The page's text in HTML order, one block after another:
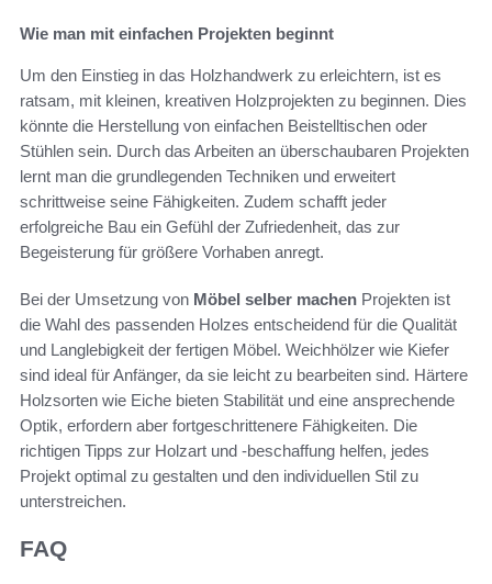
Wie man mit einfachen Projekten beginnt
Um den Einstieg in das Holzhandwerk zu erleichtern, ist es
ratsam, mit kleinen, kreativen Holzprojekten zu beginnen. Dies
könnte die Herstellung von einfachen Beistelltischen oder
Stühlen sein. Durch das Arbeiten an überschaubaren Projekten
lernt man die grundlegenden Techniken und erweitert
schrittweise seine Fähigkeiten. Zudem schafft jeder
erfolgreiche Bau ein Gefühl der Zufriedenheit, das zur
Begeisterung für größere Vorhaben anregt.
Bei der Umsetzung von Möbel selber machen Projekten ist
die Wahl des passenden Holzes entscheidend für die Qualität
und Langlebigkeit der fertigen Möbel. Weichhölzer wie Kiefer
sind ideal für Anfänger, da sie leicht zu bearbeiten sind. Härtere
Holzsorten wie Eiche bieten Stabilität und eine ansprechende
Optik, erfordern aber fortgeschrittenere Fähigkeiten. Die
richtigen Tipps zur Holzart und -beschaffung helfen, jedes
Projekt optimal zu gestalten und den individuellen Stil zu
unterstreichen.
FAQ